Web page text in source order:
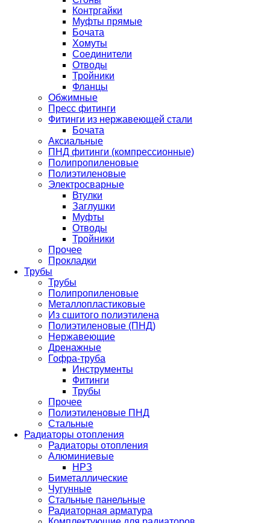
Контргайки
Муфты прямые
Бочата
Хомуты
Соединители
Отводы
Тройники
Фланцы
Обжимные
Пресс фитинги
Фитинги из нержавеющей стали
Бочата
Аксиальные
ПНД фитинги (компрессионные)
Полипропиленовые
Полиэтиленовые
Электросварные
Втулки
Заглушки
Муфты
Отводы
Тройники
Прочее
Прокладки
Трубы
Трубы
Полипропиленовые
Металлопластиковые
Из сшитого полиэтилена
Полиэтиленовые (ПНД)
Нержавеющие
Дренажные
Гофра-труба
Инструменты
Фитинги
Трубы
Прочее
Полиэтиленовые ПНД
Стальные
Радиаторы отопления
Радиаторы отопления
Алюминиевые
НРЗ
Биметаллические
Чугунные
Стальные панельные
Радиаторная арматура